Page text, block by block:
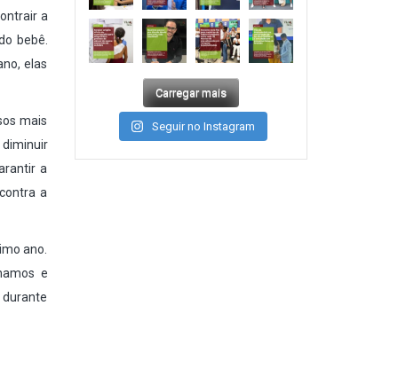
a
bebê.
elas
mais
a
a
ano.
e
durante
Carregar mais
Seguir no Instagram